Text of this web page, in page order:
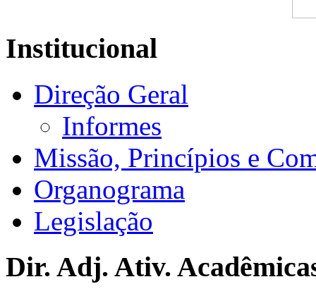
Institucional
Direção Geral
Informes
Missão, Princípios e
Organograma
Legislação
Dir. Adj. Ativ.